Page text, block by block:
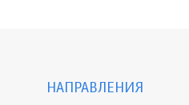
НАПРАВЛЕНИЯ